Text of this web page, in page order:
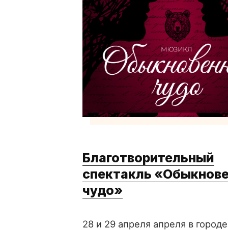
Благотворительный
спектакль
чудо»
28 и 29 апреля апреля в городе